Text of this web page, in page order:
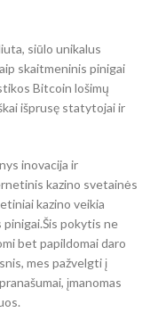
siūlo unikalus
skaitmeninis pinigai
Bitcoin lošimų
išprusę statytojai ir
inovacija ir
kazino svetainės
kazino veikia
pokytis ne
bet papildomai daro
mes pažvelgti į
įmanomas